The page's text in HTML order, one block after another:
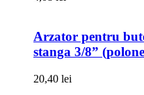
Arzator pentru
stanga 3/8”
20,40 lei